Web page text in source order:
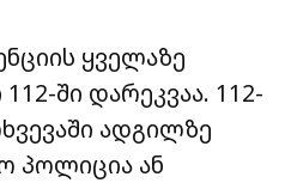
ყველაზე
ში დარეკვაა. 112-
ადგილზე
პოლიცია ან